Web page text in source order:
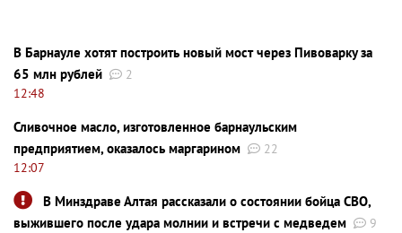
В Барнауле хотят построить новый мост через Пивоварку за
65 млн рублей
2
12:48
Сливочное масло, изготовленное барнаульским
предприятием, оказалось маргарином
22
12:07
В Минздраве Алтая рассказали о состоянии бойца СВО,
выжившего после удара молнии и встречи с медведем
9